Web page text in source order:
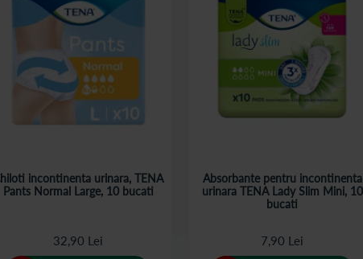
incontinenta urinara, TENA
Pants Normal Large, 10 bucati
32,90 Lei
Absorbante pentru incontinenta
urinara TENA Lady Slim Mini, 10
bucati
7,90 Lei